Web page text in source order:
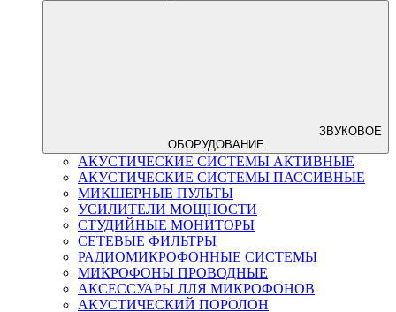
ЗВУКОВОЕ
ОБОРУДОВАНИЕ
АКУСТИЧЕСКИЕ СИСТЕМЫ АКТИВНЫЕ
АКУСТИЧЕСКИЕ СИСТЕМЫ ПАССИВНЫЕ
МИКШЕРНЫЕ ПУЛЬТЫ
УСИЛИТЕЛИ МОЩНОСТИ
СТУДИЙНЫЕ МОНИТОРЫ
СЕТЕВЫЕ ФИЛЬТРЫ
РАДИОМИКРОФОННЫЕ СИСТЕМЫ
МИКРОФОНЫ ПРОВОДНЫЕ
АКСЕССУАРЫ ЛЛЯ МИКРОФОНОВ
АКУСТИЧЕСКИЙ ПОРОЛОН